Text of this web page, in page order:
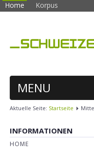
Home Korpus
MENU
KORPUSSUCHE
Aktuelle Seite: Startseite
INFORMATIONEN
HOME